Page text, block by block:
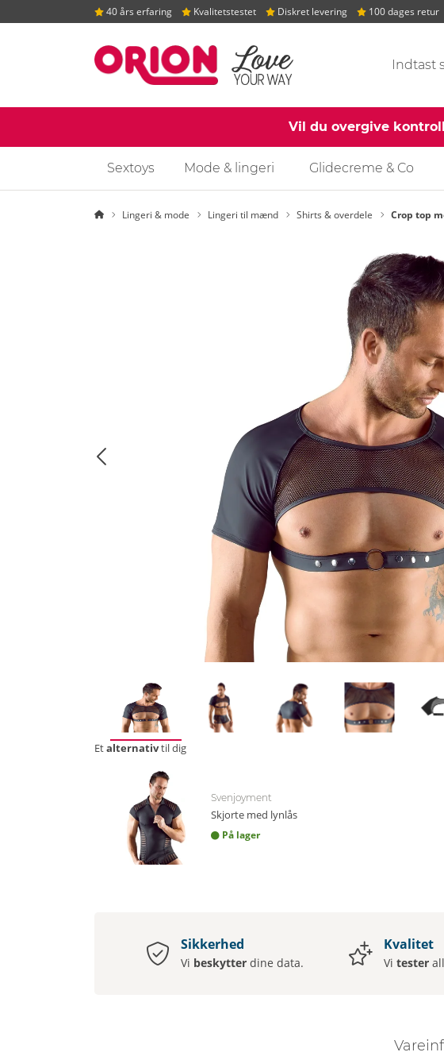
40 års erfaring Kvalitetstestet Diskret levering 100 dages retur
Søgeforslag
Søgning
Vil du overgive
Sextoys Mode & lingeri Glidecreme & Co
StartsideLingeri & mode Lingeri til mænd Shirts & overdele Crop top
Etalternativtil dig
Svenjoyment
Skjorte med lynlås
På lager
Sikkerhed
Vi beskytter dine data.
Kvalitet
Vi tester